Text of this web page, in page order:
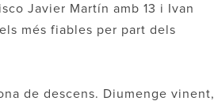
Javier Martín amb 13 i Ivan
més fiables per part dels
de descens. Diumenge vinent,